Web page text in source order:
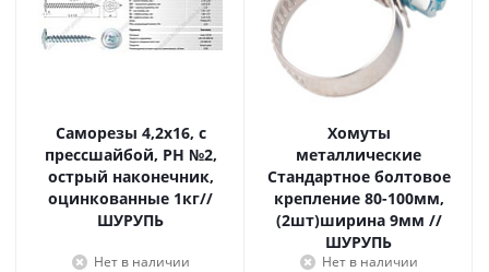
Саморезы 4,2х16, с
прессшайбой, PH №2,
острый наконечник,
оцинкованные 1кг//
ШУРУПЬ
Нет в наличии
Хомуты
металлические
Стандартное болтовое
крепление 80-100мм,
(2шт)ширина 9мм //
ШУРУПЬ
Нет в наличии